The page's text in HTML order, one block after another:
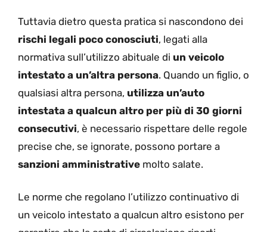
Tuttavia dietro questa pratica si nascondono dei
rischi legali poco conosciuti, legati alla
normativa sull’utilizzo abituale di un veicolo
intestato a un’altra persona. Quando un figlio, o
qualsiasi altra persona, utilizza un’auto
intestata a qualcun altro per più di 30 giorni
consecutivi, è necessario rispettare delle regole
precise che, se ignorate, possono portare a
sanzioni amministrative molto salate.
Le norme che regolano l’utilizzo continuativo di
un veicolo intestato a qualcun altro esistono per